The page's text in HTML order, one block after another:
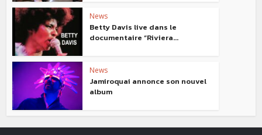
News
Betty Davis live dans le
documentaire “Riviera...
News
Jamiroquai annonce son nouvel
album